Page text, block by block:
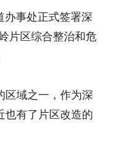
事处正式签署深
片区综合整治和危
区域之一，作为深
也有了片区改造的